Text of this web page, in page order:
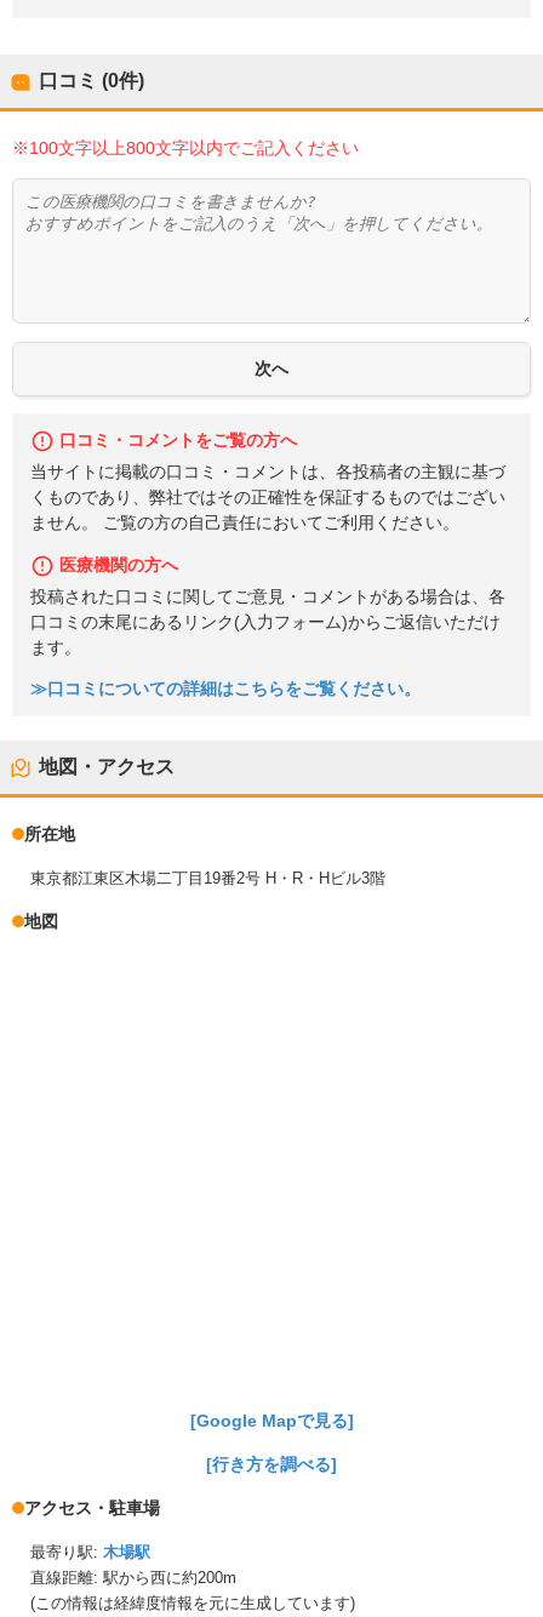
口コミ (0件)
※100文字以上800文字以内でご記入ください
口コミ・コメントをご覧の方へ
当サイトに掲載の口コミ・コメントは、各投稿者の主観に基づ
くものであり、弊社ではその正確性を保証するものではござい
ません。 ご覧の方の自己責任においてご利用ください。
医療機関の方へ
投稿された口コミに関してご意見・コメントがある場合は、各
口コミの末尾にあるリンク(入力フォーム)からご返信いただけ
ます。
≫口コミについての詳細はこちらをご覧ください。
地図・アクセス
所在地
東京都江東区木場二丁目19番2号 H・R・Hビル3階
地図
[Google Mapで見る]
[行き方を調べる]
アクセス・駐車場
最寄り駅: 木場駅
直線距離: 駅から西に約200m
(この情報は経緯度情報を元に生成しています)